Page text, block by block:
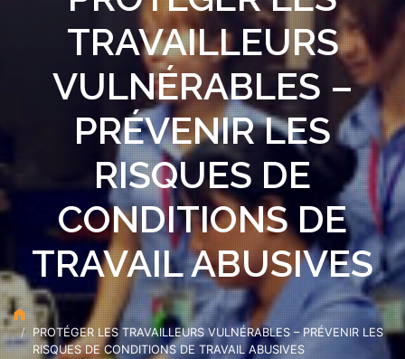
TRAVAILLEURS
VULNÉRABLES –
PRÉVENIR LES
RISQUES DE
CONDITIONS DE
TRAVAIL ABUSIVES
PROTÉGER LES TRAVAILLEURS VULNÉRABLES – PRÉVENIR LES
RISQUES DE CONDITIONS DE TRAVAIL ABUSIVES